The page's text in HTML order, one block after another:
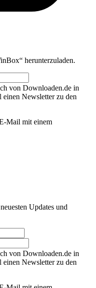
herunterzuladen.
von Downloaden.de in
Newsletter zu den
Mail mit einem
Updates und
von Downloaden.de in
Newsletter zu den